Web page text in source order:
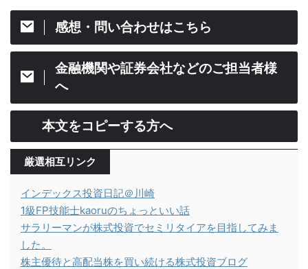
感想・問い合わせはこちら
金融機関や証券会社などのご担当者様
へ
本文をコピーする方へ
厳選相互リンク
インデックス投資日記＠川崎
1級FP技能士kaoruのちょっといい話
サラリーマンが株式投資でセミリタイアを目指してみま
した。
株主優待と高配当株を買い続ける株式投資ブログ